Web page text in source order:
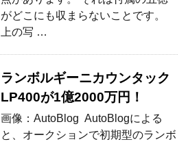
がどこにも収まらないことです。
上の写 …
ランボルギーニカウンタック
LP400が1億2000万円！
画像：AutoBlog AutoBlogによる
と、オークションで初期型のランボ